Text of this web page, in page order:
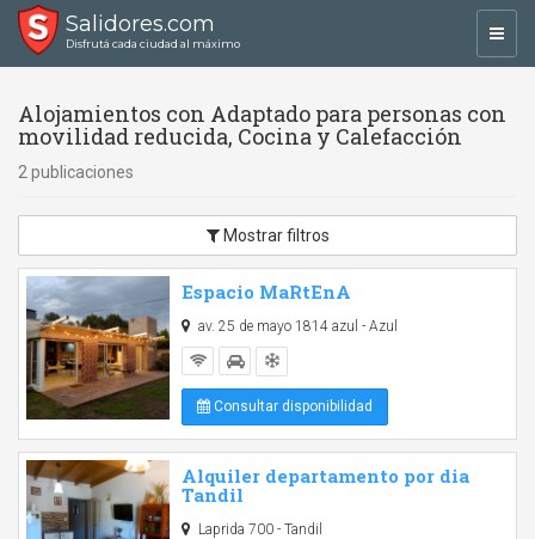
Salidores.com
Disfrutá cada ciudad al máximo
Alojamientos con Adaptado para personas con
movilidad reducida, Cocina y Calefacción
2 publicaciones
Mostrar filtros
Espacio MaRtEnA
av. 25 de mayo 1814 azul - Azul
Consultar disponibilidad
Alquiler departamento por dia
Tandil
Laprida 700 - Tandil